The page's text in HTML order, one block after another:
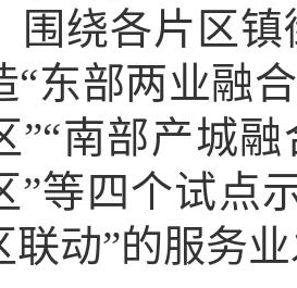
围绕各片区
“东部两业融
”“南部产城
”等四个试点
联动”的服务